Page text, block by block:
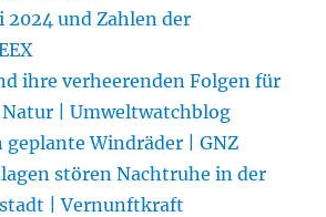
2024 und Zahlen der
ihre verheerenden Folgen für
| Umweltwatchblog
geplante Windräder | GNZ
stören Nachtruhe in der
| Vernunftkraft